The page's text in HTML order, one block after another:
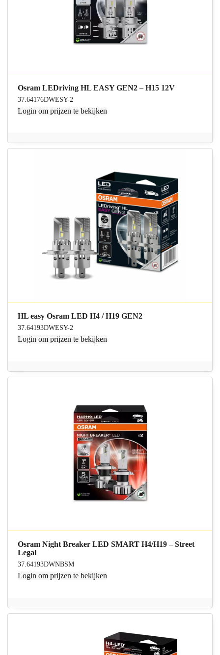
Osram LEDriving HL EASY GEN2 – H15 12V
37.64176DWESY-2
Login om prijzen te bekijken
HL easy Osram LED H4 / H19 GEN2
37.64193DWESY-2
Login om prijzen te bekijken
Osram Night Breaker LED SMART H4/H19 – Street
Legal
37.64193DWNBSM
Login om prijzen te bekijken